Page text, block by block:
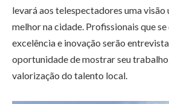
levará aos telespectadores uma visão
melhor na cidade. Profissionais que
excelência e inovação serão
oportunidade de mostrar seu
valorização do talento local.